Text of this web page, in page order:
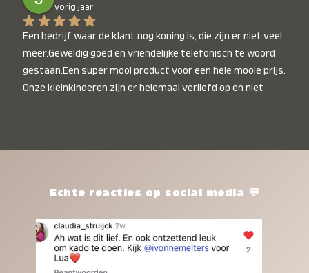
vorig jaar
Een bedrijf waar de klant nog koning is, die zijn er niet veel
meer.Geweldig goed en vriendelijke telefonisch te woord
gestaan.Een super mooi product voor een hele mooie prijs.
Onze kleinkinderen zijn er helemaal verliefd op en niet
het waard.Echte reacties op social media 💬